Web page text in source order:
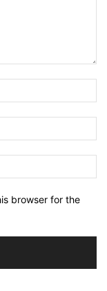
browser for the